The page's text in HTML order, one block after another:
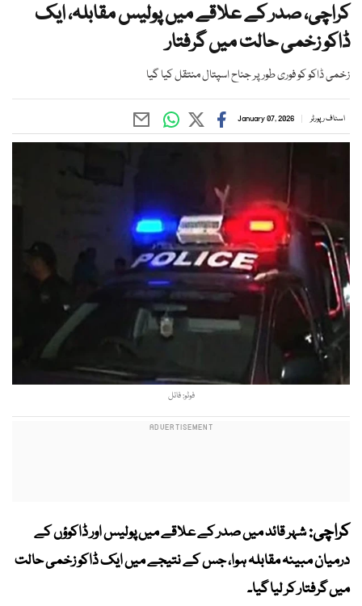
کراچی، صدر کے علاقے میں پولیس مقابلہ، ایک
ڈاکو زخمی حالت میں گرفتار
زخمی ڈاکو کو فوری طور پر جناح اسپتال منتقل کیا گیا
اسٹاف رپورٹر January 07, 2026
فوٹو: فائل
کراچی:شہر قائد میں صدر کے علاقے میں پولیس اور ڈاکوؤں کے
درمیان مبینہ مقابلہ ہوا، جس کے نتیجے میں ایک ڈاکو زخمی حالت
میں گرفتار کر لیا گیا۔